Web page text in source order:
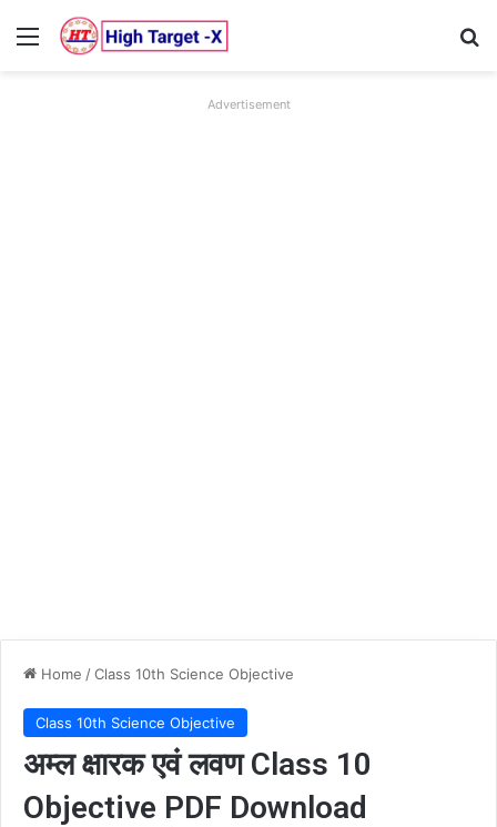
Menu
Advertisement
Home /Class 10th Science Objective
Class 10th Science Objective
अम्ल क्षारक एवं लवण Class 10
Objective PDF Download